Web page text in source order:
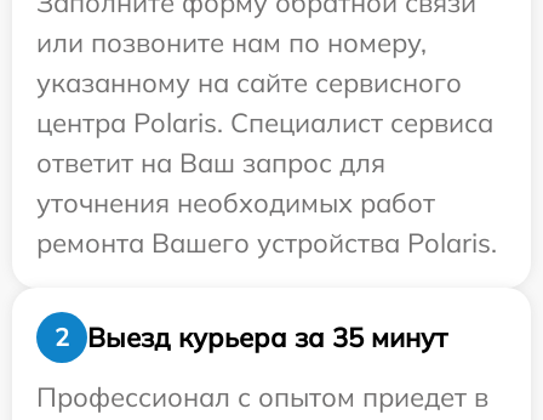
или позвоните нам по номеру,
указанному на сайте сервисного
центра Polaris. Специалист сервиса
ответит на Ваш запрос для
уточнения необходимых работ
ремонта Вашего устройства Polaris.
2
Выезд курьера за 35 минут
Профессионал с опытом приедет в